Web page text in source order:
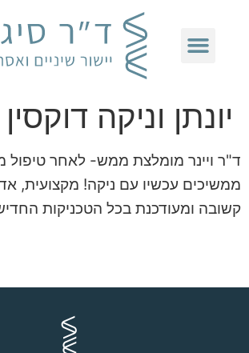
יונתן וניקה דוקסין
ד"ר ויינר מומלצת ממש- לאחר טיפול
ממשיכים עכשיו עם ניקה! מקצועית,
קשובה ומעודכנת בכל הטכניקות